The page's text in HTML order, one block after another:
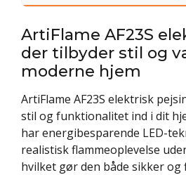
ArtiFlame AF23S
der tilbyder stil og
moderne hjem
ArtiFlame AF23S elektrisk
stil og funktionalitet ind i dit
har energibesparende LED-
realistisk flammeoplevelse
hvilket gør den både sikker og